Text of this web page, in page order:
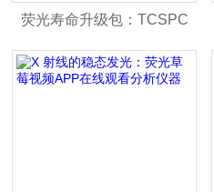
荧光寿命升级包：TCSPC
Plus